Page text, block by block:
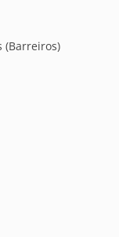
(Barreiros)